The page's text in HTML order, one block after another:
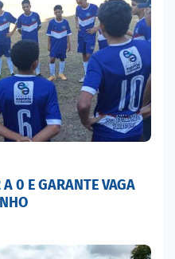
0 E GARANTE VAGA